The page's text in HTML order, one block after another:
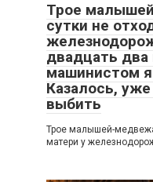
Трое
сутки не
двадцать два
машинистом
Казалось,
выбить
Трое малышей-
матери у